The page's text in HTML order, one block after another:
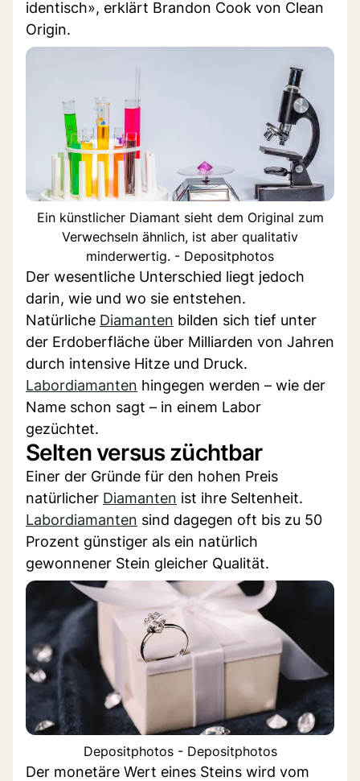
identisch», erklärt Brandon Cook von Clean
Origin.
Ein künstlicher Diamant sieht dem Original zum
Verwechseln ähnlich, ist aber qualitativ
minderwertig. - Depositphotos
Der wesentliche Unterschied liegt jedoch
darin, wie und wo sie entstehen.
Natürliche Diamanten bilden sich tief unter
der Erdoberfläche über Milliarden von Jahren
durch intensive Hitze und Druck.
Labordiamanten hingegen werden – wie der
Name schon sagt – in einem Labor
gezüchtet.
Selten versus züchtbar
Einer der Gründe für den hohen Preis
natürlicher Diamanten ist ihre Seltenheit.
Labordiamanten sind dagegen oft bis zu 50
Prozent günstiger als ein natürlich
gewonnener Stein gleicher Qualität.
Depositphotos - Depositphotos
Der monetäre Wert eines Steins wird vom